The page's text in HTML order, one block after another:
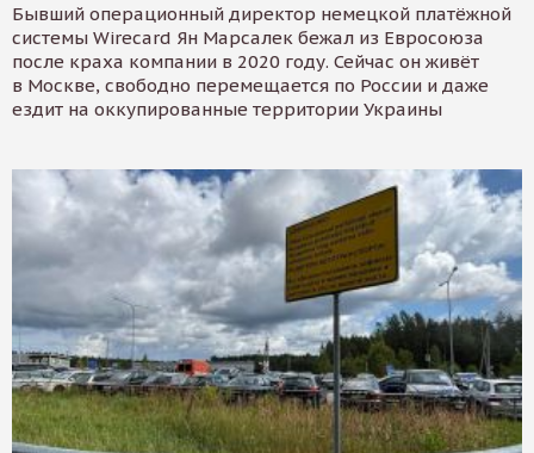
Бывший операционный директор немецкой платёжной
системы Wirecard Ян Марсалек бежал из Евросоюза
после краха компании в 2020 году. Сейчас он живёт
в Москве, свободно перемещается по России и даже
ездит на оккупированные территории Украины